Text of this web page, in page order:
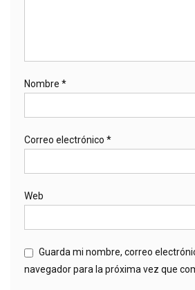
Nombre *
Correo electrónico *
Web
Guarda mi nombre, correo
navegador para la próxima vez que